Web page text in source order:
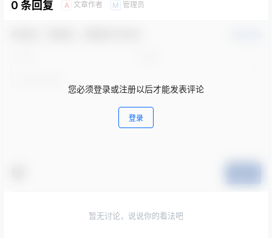
0 条回复 A 文章作者 M 管理员
您必须登录或注册以后才能发表评论
登录
暂无讨论，说说你的看法吧